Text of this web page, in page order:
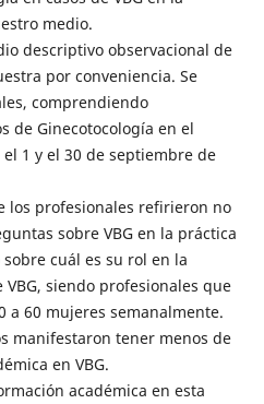
medio.
descriptivo observacional de
por conveniencia. Se
comprendiendo
de Ginecotocología en el
1 y el 30 de septiembre de
los profesionales refirieron no
sobre VBG en la práctica
cuál es su rol en la
siendo profesionales que
a 60 mujeres semanalmente.
manifestaron tener menos de
en VBG.
académica en esta